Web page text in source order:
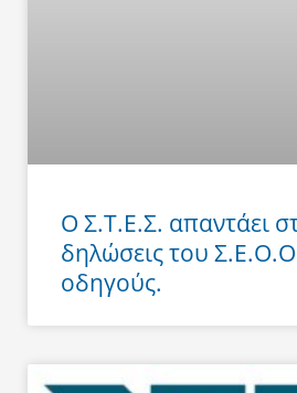
Ο Σ.Τ.Ε.Σ. απαντάει
δηλώσεις του
οδηγούς.